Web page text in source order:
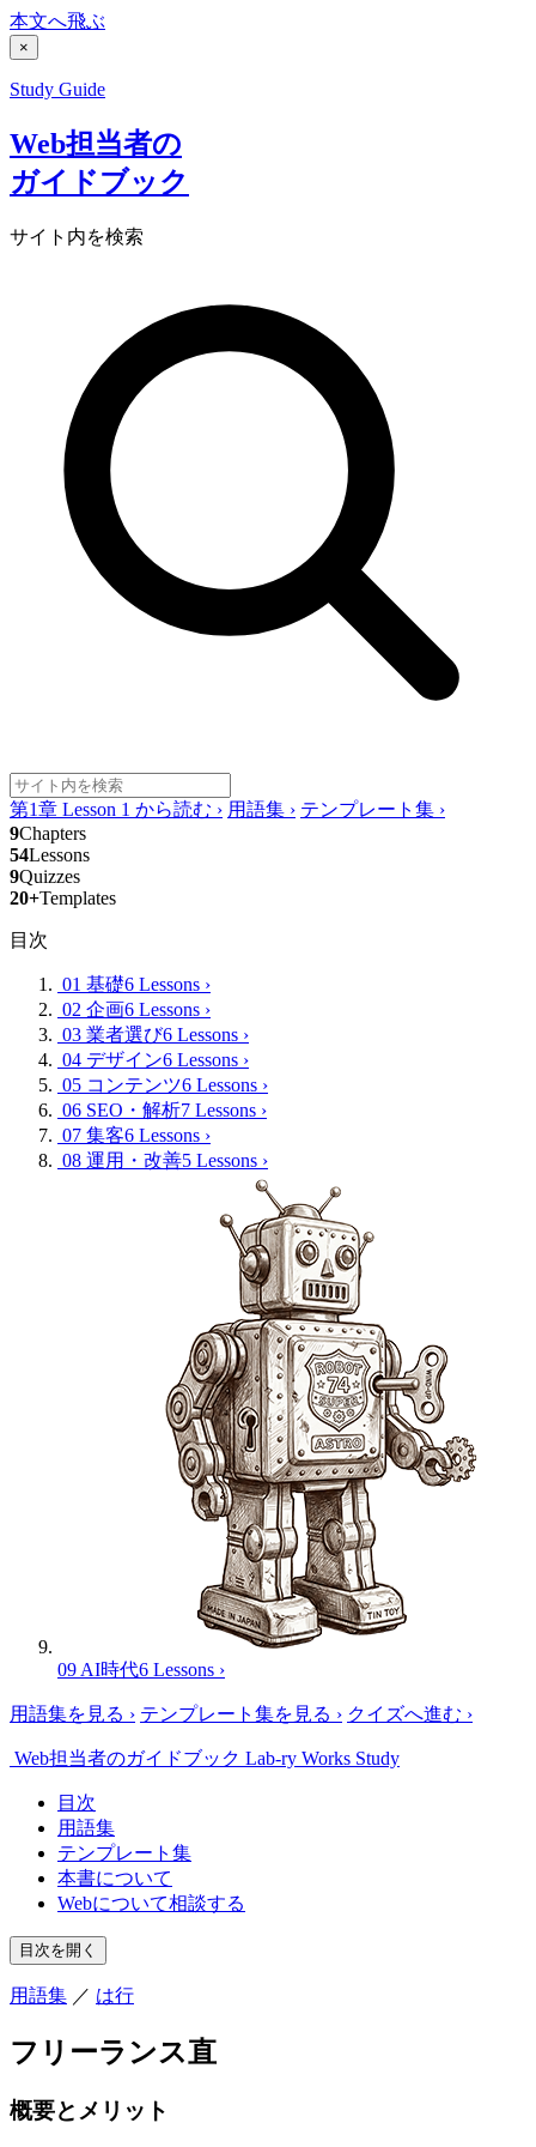
本文へ飛ぶ
×
Study Guide
Web担当者の
ガイドブック
サイト内を検索
第1章 Lesson 1 から読む › 用語集 › テンプレート集 ›
9Chapters
54Lessons
9Quizzes
20+Templates
目次
01 基礎6 Lessons ›
02 企画6 Lessons ›
03 業者選び6 Lessons ›
04 デザイン6 Lessons ›
05 コンテンツ6 Lessons ›
06 SEO・解析7 Lessons ›
07 集客6 Lessons ›
08 運用・改善5 Lessons ›
09 AI時代6 Lessons ›
用語集を見る › テンプレート集を見る › クイズへ進む ›
Web担当者のガイドブック Lab-ry Works Study
目次
用語集
テンプレート集
本書について
Webについて相談する
目次を開く
用語集 ／ は行
フリーランス直
概要とメリット